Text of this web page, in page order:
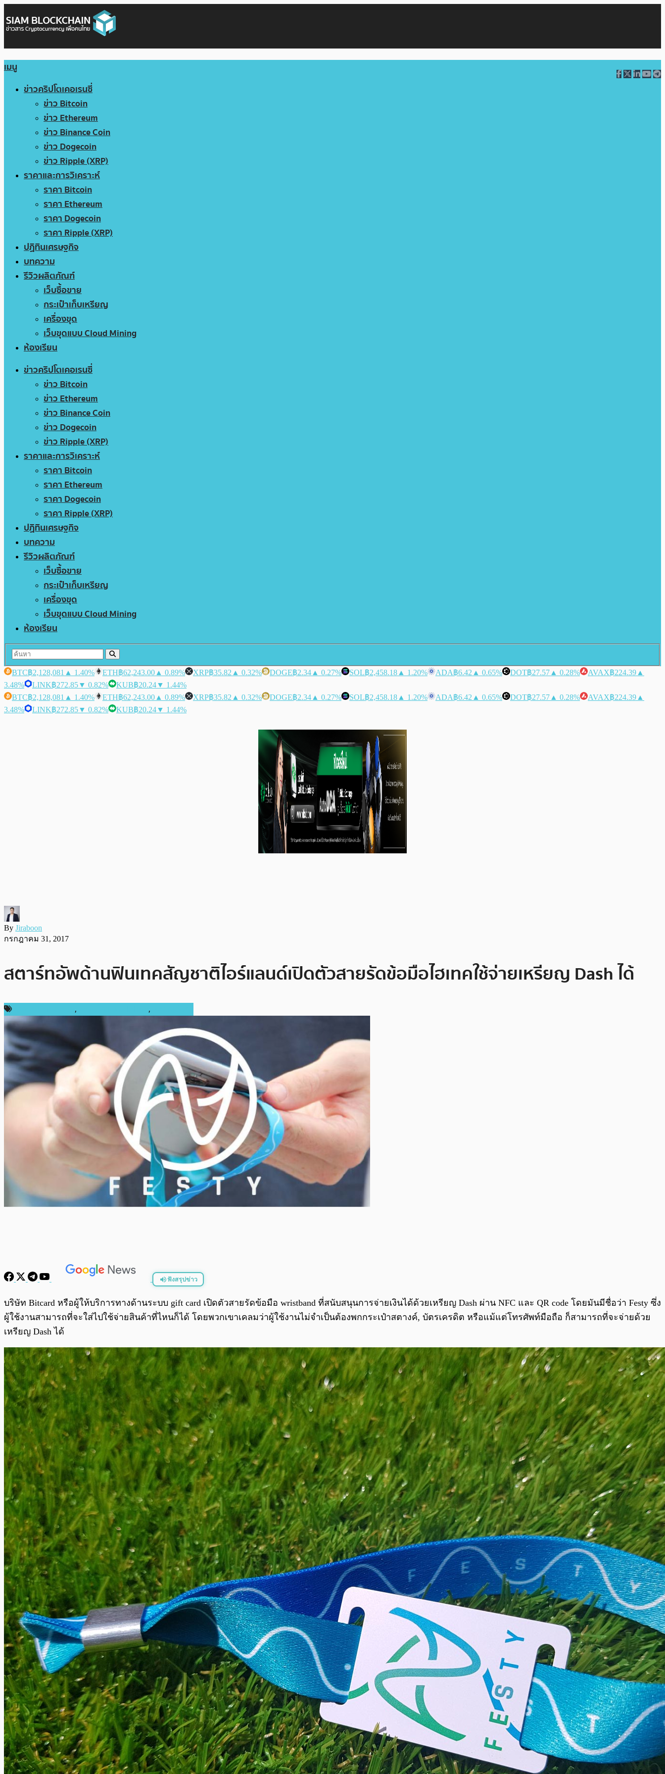
เมนู
ข่าวคริปโตเคอเรนซี่
ข่าว Bitcoin
ข่าว Ethereum
ข่าว Binance Coin
ข่าว Dogecoin
ข่าว Ripple (XRP)
ราคาและการวิเคราะห์
ราคา Bitcoin
ราคา Ethereum
ราคา Dogecoin
ราคา Ripple (XRP)
ปฏิทินเศรษฐกิจ
บทความ
รีวิวผลิตภัณฑ์
เว็บซื้อขาย
กระเป๋าเก็บเหรียญ
เครื่องขุด
เว็บขุดแบบ Cloud Mining
ห้องเรียน
ข่าวคริปโตเคอเรนซี่
ข่าว Bitcoin
ข่าว Ethereum
ข่าว Binance Coin
ข่าว Dogecoin
ข่าว Ripple (XRP)
ราคาและการวิเคราะห์
ราคา Bitcoin
ราคา Ethereum
ราคา Dogecoin
ราคา Ripple (XRP)
ปฏิทินเศรษฐกิจ
บทความ
รีวิวผลิตภัณฑ์
เว็บซื้อขาย
กระเป๋าเก็บเหรียญ
เครื่องขุด
เว็บขุดแบบ Cloud Mining
ห้องเรียน
BTC฿2,128,081 ▲ 1.40% ETH฿62,243.00 ▲ 0.89% XRP฿35.82 ▲ 0.32% DOGE฿2.34 ▲ 0.27% SOL฿2,458.18 ▲ 1.20% ADA฿6.42 ▲ 0.65% DOT฿27.57 ▲ 0.28% AVAX฿224.39 ▲
3.48%
LINK฿272.85▼ 0.82% KUB฿20.24▼ 1.44%
BTC฿2,128,081 ▲ 1.40% ETH฿62,243.00 ▲ 0.89% XRP฿35.82 ▲ 0.32% DOGE฿2.34 ▲ 0.27% SOL฿2,458.18 ▲ 1.20% ADA฿6.42 ▲ 0.65% DOT฿27.57 ▲ 0.28% AVAX฿224.39 ▲
3.48%
LINK฿272.85▼ 0.82% KUB฿20.24▼ 1.44%
By Jiraboon
กรกฎาคม 31, 2017
สตาร์ทอัพด้านฟินเทคสัญชาติไอร์แลนด์เปิดตัวสายรัดข้อมือไฮเทคใช้จ่ายเหรียญ Dash ได้
, ,
ฟังสรุปข่าว
พร้อมเล่น 0:00 / 0:00
บริษัท Bitcard หรือผู้ให้บริการทางด้านระบบ gift card เปิดตัวสายรัดข้อมือ wristband ที่สนับสนุนการจ่ายเงินได้ด้วยเหรียญ Dash ผ่าน NFC และ QR code โดยมันมีชื่อว่า Festy ซึ่ง
ผู้ใช้งานสามารถที่จะใส่ไปใช้จ่ายสินค้าที่ไหนก็ได้ โดยพวกเขาเคลมว่าผู้ใช้งานไม่จำเป็นต้องพกกระเป๋าสตางค์, บัตรเครดิต หรือแม้แต่โทรศัพท์มือถือ ก็สามารถที่จะจ่ายด้วย
เหรียญ Dash ได้